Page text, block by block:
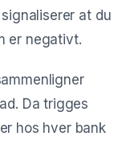
at du
er negativt.
Da trigges
hos hver bank